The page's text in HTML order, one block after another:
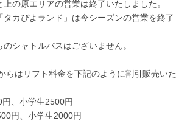
の原エリアの営業は終了いたしました。
カぴよランド」は今シーズンの営業を終了
シャトルバスはございません。
らはリフト料金を下記のように割引販売いた
、小学生2500円
円、小学生2000円